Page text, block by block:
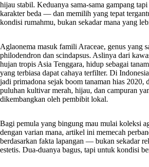
hijau stabil. Keduanya sama-sama gampang
karakter beda — dan memilih yang tepat
kondisi rumahmu, bukan sekadar mana yang
Aglaonema masuk famili Araceae, genus yang
philodendron dan scindapsus. Aslinya dari
hujan tropis Asia Tenggara, hidup sebagai
yang terbiasa dapat cahaya terfilter. Di
jadi primadona sejak boom tanaman hias 2020,
puluhan kultivar merah, hijau, dan campuran
dikembangkan oleh pembibit lokal.
Bagi pemula yang bingung mau mulai koleksi
dengan varian mana, artikel ini memecah
berdasarkan fakta lapangan — bukan sekadar
estetis. Dua-duanya bagus, tapi untuk kondisi